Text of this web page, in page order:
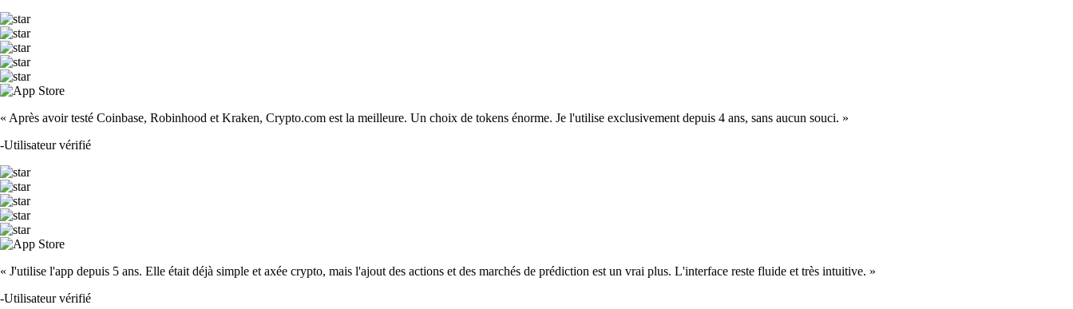
« Après avoir testé Coinbase, Robinhood et Kraken, Crypto.com est la meilleure. Un choix de tokens énorme. Je l'utilise exclusivement depuis 4 ans, sans aucun souci. »
-Utilisateur vérifié
« J'utilise l'app depuis 5 ans. Elle était déjà simple et axée crypto, mais l'ajout des actions et des marchés de prédiction est un vrai plus. L'interface reste fluide et très intuitive. »
-Utilisateur vérifié